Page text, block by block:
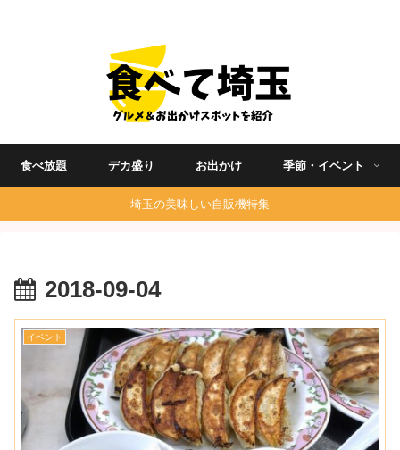
食べ放題 デカ盛り お出かけ 季節・イベント
埼玉の美味しい自販機特集
2018-09-04
イベント